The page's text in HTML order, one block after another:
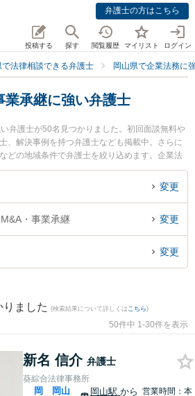
弁護士の方はこちら
投稿する 探す 閲覧履歴 マイリスト ログイン
で法律相談できる弁護士 岡山県で企業法務に
業承継に強い弁護士
弁護士が50名見つかりました。初回面談無料や
、解決事例を持つ弁護士なども掲載中。さらに
どの地域条件で弁護士を絞り込めます。企業法
契約書作成・リーガルチェック、雇用契約書・
の絞り込み検索もでき便利です。特に葵綜合法
されています。『岡山県で土日や夜間に発生し
今すぐに弁護士に相談したい』『M&A・事業承
近くの弁護士を検索したい』『初回相談無料で
変更
・事業承継 変更
変更
りました (検索結果について詳しくは こちら)
50件中 1-30件を表示
新名 信介 弁護士
葵綜合法律事務所
岡
岡山
岡山駅 から 営業時間：本